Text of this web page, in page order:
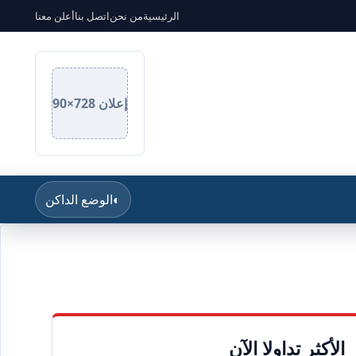
الرئيسيةمن نحناتصل بناأعلن معنا
إعلان 728×90
◐الوضع الداكن
الأكثر تداولا الآن